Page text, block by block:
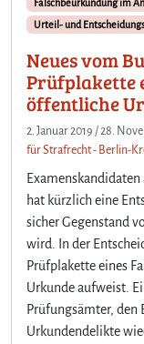
Falschbeurkundung im
Urteil- und
Neues vom
Prüfplakette
öffentliche
2. Januar 2019 /28.
für Strafrecht - Berlin-
hat kürzlich eine
sicher Gegenstand
wird. In der
Prüfplakette eines
Urkunde aufweist.
Prüfungsämter, den
Urkundendelikte